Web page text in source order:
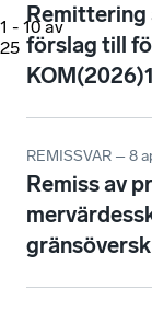
1 - 10 av
25
Remittering
förslag till
REMISSVAR – 8
Remiss av